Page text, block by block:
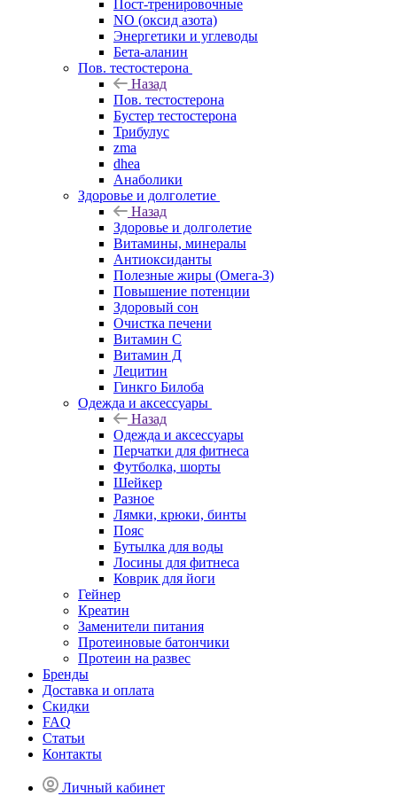
Пост-тренировочные
NO (оксид азота)
Энергетики и углеводы
Бета-аланин
Пов. тестостерона
Назад
Пов. тестостерона
Бустер тестостерона
Трибулус
zma
dhea
Анаболики
Здоровье и долголетие
Назад
Здоровье и долголетие
Витамины, минералы
Антиоксиданты
Полезные жиры (Омега-3)
Повышение потенции
Здоровый сон
Очистка печени
Витамин С
Витамин Д
Лецитин
Гинкго Билоба
Одежда и аксессуары
Назад
Одежда и аксессуары
Перчатки для фитнеса
Футболка, шорты
Шейкер
Разное
Лямки, крюки, бинты
Пояс
Бутылка для воды
Лосины для фитнеса
Коврик для йоги
Гейнер
Креатин
Заменители питания
Протеиновые батончики
Протеин на развес
Бренды
Доставка и оплата
Скидки
FAQ
Статьи
Контакты
Личный кабинет